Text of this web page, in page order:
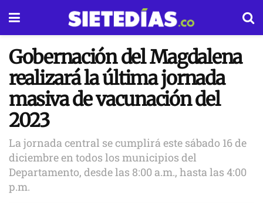
Gobernación del Magdalena
realizará la última jornada
masiva de vacunación del
2023
La jornada central se cumplirá este sábado 16 de
diciembre en todos los municipios del
Departamento, desde las 8:00 a.m., hasta las 4:00
p.m.